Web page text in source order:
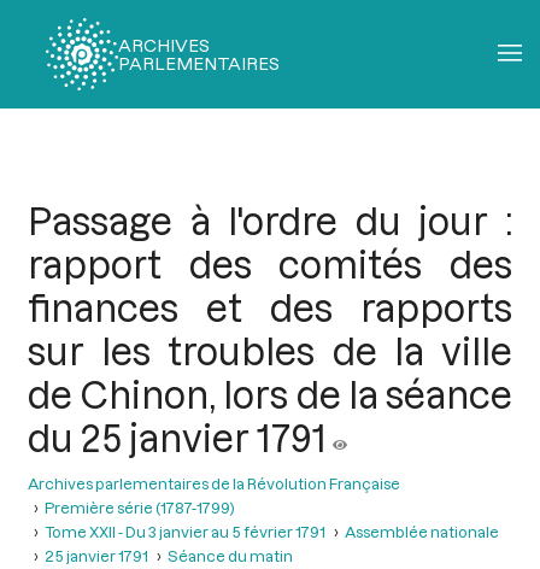
ARCHIVES
PARLEMENTAIRES
Passage à l'ordre du jour :
rapport des comités des
finances et des rapports
sur les troubles de la ville
de Chinon, lors de la séance
du 25 janvier 1791
Archives parlementaires de la Révolution Française
Première série (1787-1799)
Tome XXII - Du 3 janvier au 5 février 1791
Assemblée nationale
25 janvier 1791
Séance du matin